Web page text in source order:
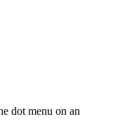
dot menu on an